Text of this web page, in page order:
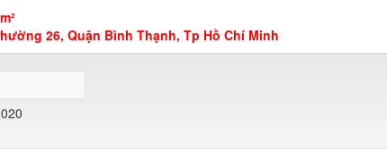
26, Quận Bình Thạnh, Tp Hồ Chí Minh